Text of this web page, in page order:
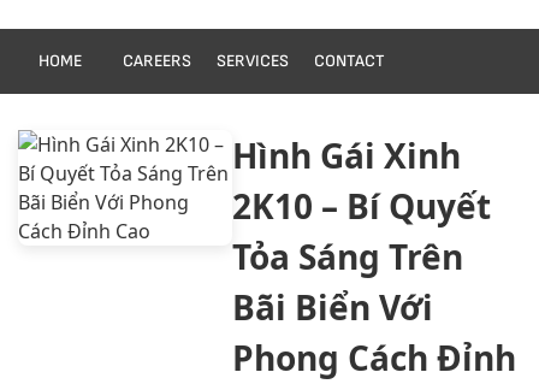
HOME CAREERS SERVICES CONTACT
Hình Gái Xinh
2K10 – Bí Quyết
Tỏa Sáng Trên
Bãi Biển Với
Phong Cách Đỉnh